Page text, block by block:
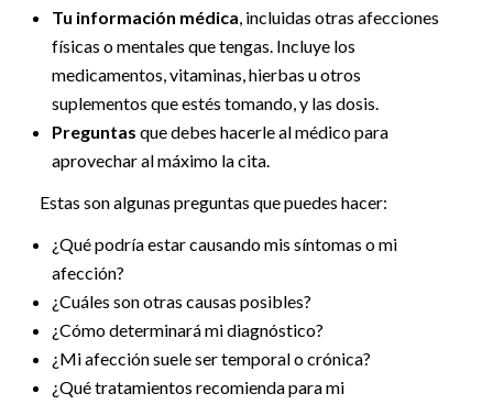
Tu información médica, incluidas otras afecciones
físicas o mentales que tengas. Incluye los
medicamentos, vitaminas, hierbas u otros
suplementos que estés tomando, y las dosis.
Preguntas que debes hacerle al médico para
aprovechar al máximo la cita.
Estas son algunas preguntas que puedes hacer:
¿Qué podría estar causando mis síntomas o mi
afección?
¿Cuáles son otras causas posibles?
¿Cómo determinará mi diagnóstico?
¿Mi afección suele ser temporal o crónica?
¿Qué tratamientos recomienda para mi